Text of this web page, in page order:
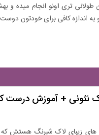
تری اونو انجام میده و
اندازه کافی برای خودتون
نئونی + آموزش درست
زیبای لاک شبرنگ هستش که